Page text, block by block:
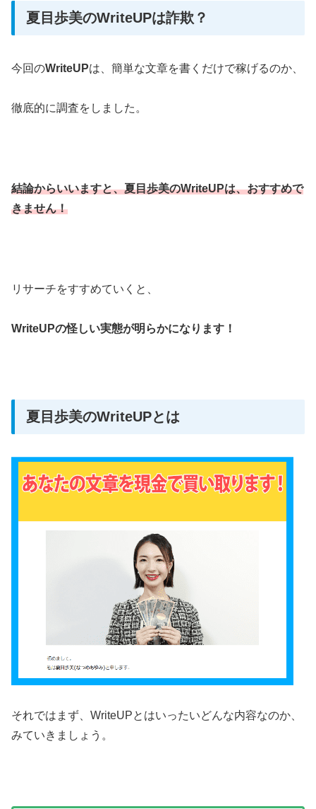
夏目歩美のWriteUPは詐欺？
今回のWriteUPは、簡単な文章を書くだけで稼げるのか、
徹底的に調査をしました。
結論からいいますと、夏目歩美のWriteUPは、おすすめで
きません！
リサーチをすすめていくと、
WriteUPの怪しい実態が明らかになります！
夏目歩美のWriteUPとは
それではまず、WriteUPとはいったいどんな内容なのか、
みていきましょう。